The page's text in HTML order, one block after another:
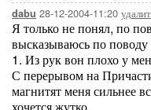
dabu 28-12-2004-11:20
Я только не понял, по
высказываюсь по поводу
1. Из рук вон плохо у
С перерывом на
магнитят меня сильнее